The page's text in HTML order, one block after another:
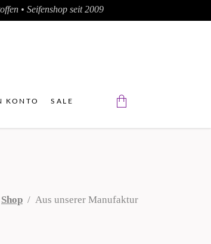
• Seifenshop seit 2009
KONTO SALE
Shop / Aus unserer Manufaktur